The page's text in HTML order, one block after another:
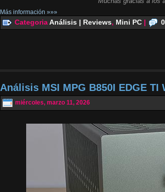
Más información »»»
CategoriaAnálisis | Reviews, Mini PC |
Análisis MSI MPG B850I EDGE TI
miércoles, marzo 11, 2026